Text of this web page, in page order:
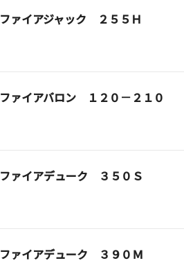
ファイアジャック ２５５Ｈ
ファイアバロン １２０－２１０
ファイアデューク ３５０Ｓ
ファイアデューク ３９０Ｍ